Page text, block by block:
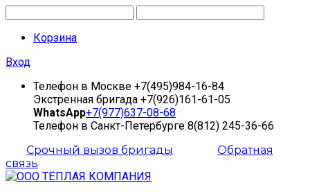
Корзина
Вход
Телефон в Москве +7(495)984-16-84
Экстренная бригада +7(926)161-61-05
WhatsApp+7(977)637-08-68
Телефон в Санкт-Петербурге 8(812) 245-36-66
Срочный вызов бригады
Обратная
связь